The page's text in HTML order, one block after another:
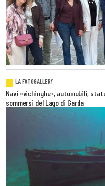
LA FOTOGALLERY
Navi «vichinghe», automobili,
sommersi del Lago di Garda